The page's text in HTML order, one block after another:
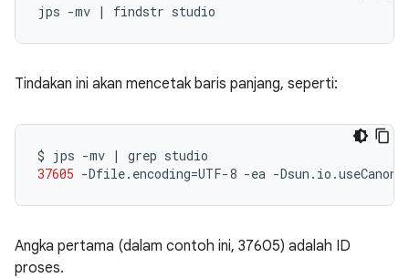
Tindakan ini akan mencetak baris panjang, seperti:
$ jps -mv | grep
37605 -Dfile.encoding=UTF-8 -ea -
Angka pertama (dalam contoh ini, 37605) adalah ID
proses.